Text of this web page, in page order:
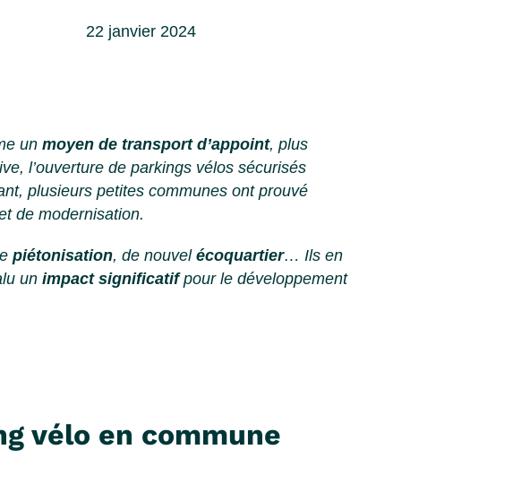
22 janvier 2024
un moyen de transport d’appoint, plus
l’ouverture de parkings vélos sécurisés
plusieurs petites communes ont prouvé
de modernisation.
piétonisation, de nouvel écoquartier… Ils en
un impact significatifpour le développement
vélo en commune